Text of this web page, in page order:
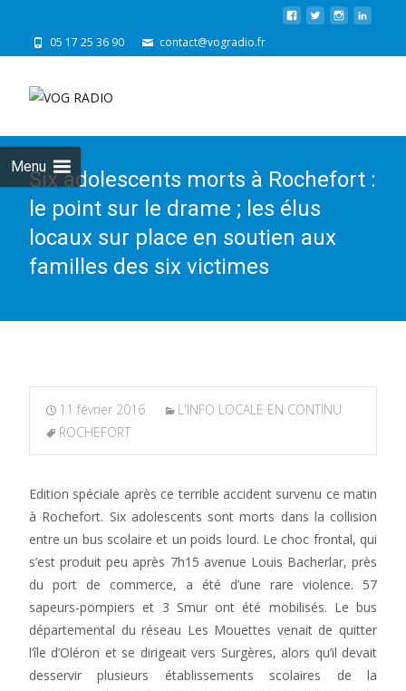
05 17 25 36 90 contact@vogradio.fr
Menu
Six adolescents morts à Rochefort :
le point sur le drame ; les élus
locaux sur place en soutien aux
familles des six victimes
11 février 2016
L'INFO LOCALE EN CONTINU
ROCHEFORT
Edition spéciale après ce terrible accident survenu ce matin
à Rochefort. Six adolescents sont morts dans la collision
entre un bus scolaire et un poids lourd. Le choc frontal, qui
s’est produit peu après 7h15 avenue Louis Bacherlar, près
du port de commerce, a été d’une rare violence. 57
sapeurs-pompiers et 3 Smur ont été mobilisés. Le bus
départemental du réseau Les Mouettes venait de quitter
l’île d’Oléron et se dirigeait vers Surgères, alors qu’il devait
desservir plusieurs établissements scolaires de la